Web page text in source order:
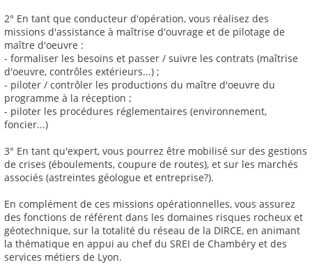
2° En tant que conducteur d'opération, vous réalisez des
missions d'assistance à maîtrise d'ouvrage et de pilotage de
maître d'oeuvre :
- formaliser les besoins et passer / suivre les contrats (maîtrise
d'oeuvre, contrôles extérieurs...) ;
- piloter / contrôler les productions du maître d'oeuvre du
programme à la réception ;
- piloter les procédures réglementaires (environnement,
foncier...)
3° En tant qu'expert, vous pourrez être mobilisé sur des gestions
de crises (éboulements, coupure de routes), et sur les marchés
associés (astreintes géologue et entreprise?).
En complément de ces missions opérationnelles, vous assurez
des fonctions de référent dans les domaines risques rocheux et
géotechnique, sur la totalité du réseau de la DIRCE, en animant
la thématique en appui au chef du SREI de Chambéry et des
services métiers de Lyon.